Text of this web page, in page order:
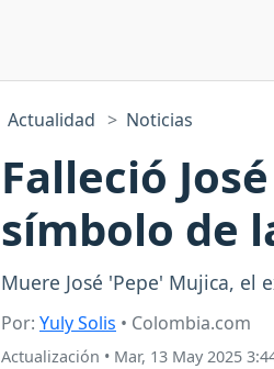
Actualidad Noticias
Falleció
símbolo de
Muere José 'Pepe' Mujica,
Por: Yuly Solis • Colombia.com
Actualización • Mar, 13 May 2025